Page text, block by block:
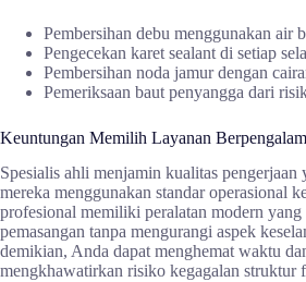
Pembersihan debu menggunakan air
Pengecekan karet sealant di setiap
Pembersihan noda jamur dengan
Pemeriksaan baut penyangga dari
Keuntungan Memilih Layanan
Spesialis ahli menjamin kualitas pengerjaan
mereka menggunakan standar operasional
profesional memiliki peralatan modern yang
pemasangan tanpa mengurangi aspek
demikian, Anda dapat menghemat waktu
mengkhawatirkan risiko kegagalan struktur